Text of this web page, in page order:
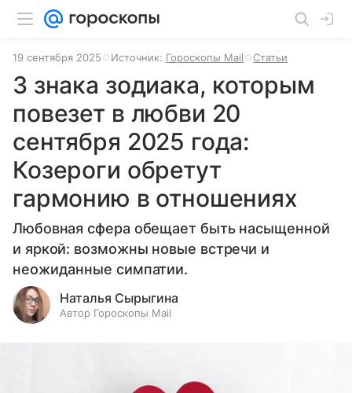
19 сентября 2025 Источник: Гороскопы Mail Статьи
3 знака зодиака, которым
повезет в любви 20
сентября 2025 года:
Козероги обретут
гармонию в отношениях
Любовная сфера обещает быть насыщенной
и яркой: возможны новые встречи и
неожиданные симпатии.
Наталья Сырыгина
Автор Гороскопы Mail